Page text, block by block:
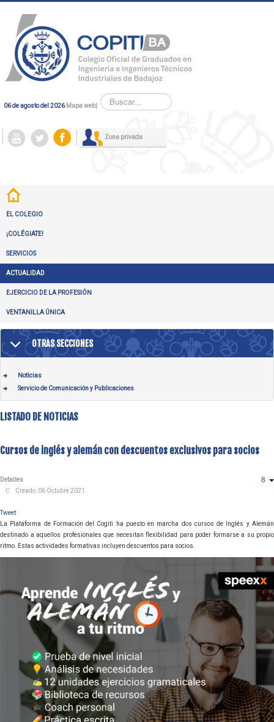
06 de agosto del 2026 Mapa web|
Buscar...
Zona privada
EL COLEGIO
¡COLÉGIATE!
SERVICIOS
ACTUALIDAD
EJERCICIO DE LA PROFESIÓN
VENTANILLA ÚNICA
OTRAS SECCIONES
Noticias
Servicio de Comunicación y Publicaciones
LISTADO DE NOTICIAS
Cursos de inglés y alemán con descuentos exclusivos para socios
Detalles
Creado: 06 Octubre 2021
Tweet
La Plataforma de Formación del Cogiti ha puesto en marcha dos cursos de Inglés y Alemán
destinado a aquellos profesionales que necesitan flexibilidad para poder formarse a su propio
ritmo. Estas actividades formativas incluyen descuentos para socios.